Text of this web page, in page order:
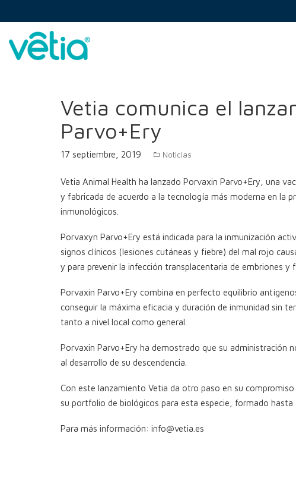
Vetia>
Vetia comunica el
Parvo+Ery
17 septiembre, 2019 Noticias
Vetia Animal Health ha lanzado Porvaxin Parvo+Ery, una
y fabricada de acuerdo a la tecnología más moderna en la
inmunológicos.
Porvaxyn Parvo+Ery está indicada para la inmunización
signos clínicos (lesiones cutáneas y fiebre) del mal rojo
y para prevenir la infección transplacentaria de embriones y
Porvaxin Parvo+Ery combina en perfecto equilibrio
conseguir la máxima eficacia y duración de inmunidad sin
tanto a nivel local como general.
Porvaxin Parvo+Ery ha demostrado que su administración
al desarrollo de su descendencia.
Con este lanzamiento Vetia da otro paso en su
su portfolio de biológicos para esta especie, formado hasta
Para más información: info@vetia.es